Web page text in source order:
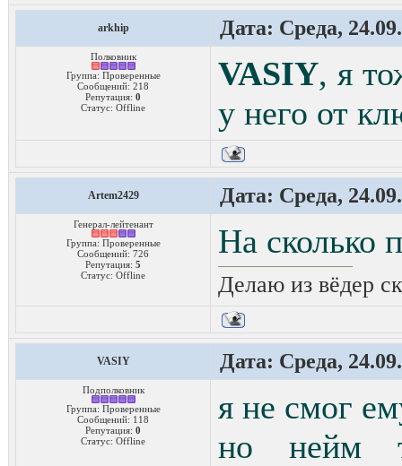
arkhip Дата: Среда,
Полковник
Группа: Проверенные
Сообщений: 218
Репутация: 0
Статус: Offline
VASIY, я
у него от
Artem2429 Дата: Среда,
Генерал-лейтенант
Группа: Проверенные
Сообщений: 726
Репутация: 5
Статус: Offline
На сколько
Делаю из вёдер
VASIY Дата: Среда,
Подполковник
Группа: Проверенные
Сообщений: 118
Репутация: 0
Статус: Offline
я не смог
но нейм